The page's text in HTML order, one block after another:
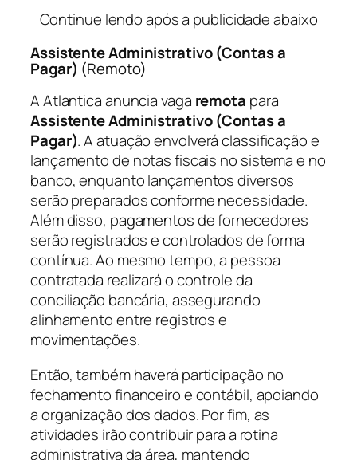
Continue lendo após a publicidade abaixo
Assistente Administrativo (Contas a
Pagar) (Remoto)
A Atlantica anuncia vaga remota para
Assistente Administrativo (Contas a
Pagar). A atuação envolverá classificação e
lançamento de notas fiscais no sistema e no
banco, enquanto lançamentos diversos
serão preparados conforme necessidade.
Além disso, pagamentos de fornecedores
serão registrados e controlados de forma
contínua. Ao mesmo tempo, a pessoa
contratada realizará o controle da
conciliação bancária, assegurando
alinhamento entre registros e
movimentações.
Então, também haverá participação no
fechamento financeiro e contábil, apoiando
a organização dos dados. Por fim, as
atividades irão contribuir para a rotina
administrativa da área, mantendo